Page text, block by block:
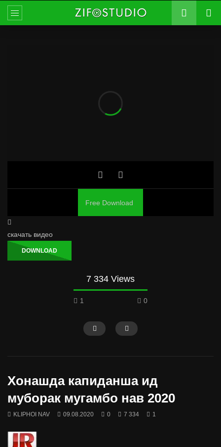
Free Download
скачать видео
DOWNLOAD
7 334 Views
1 0
Хонашда капиданша ид
муборак мугамбо нав 2020
KLIPHOI NAV 09.08.2020 0 7 334 1